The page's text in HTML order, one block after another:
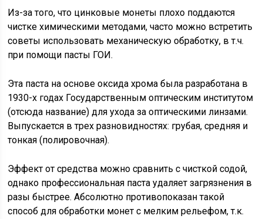
Из-за того, что цинковые монеты плохо поддаются
чистке химическими методами, часто можно встретить
советы использовать механическую обработку, в т.ч.
при помощи пасты ГОИ.
Эта паста на основе оксида хрома была разработана в
1930-х годах Государственным оптическим институтом
(отсюда название) для ухода за оптическими линзами.
Выпускается в трех разновидностях: грубая, средняя и
тонкая (полировочная).
Эффект от средства можно сравнить с чисткой содой,
однако профессиональная паста удаляет загрязнения в
разы быстрее. Абсолютно противопоказан такой
способ для обработки монет с мелким рельефом, т.к.